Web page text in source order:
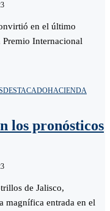
en el último
Internacional
DESTACADOHACIENDA
los pronósticos
de Jalisco,
magnífica entrada en el